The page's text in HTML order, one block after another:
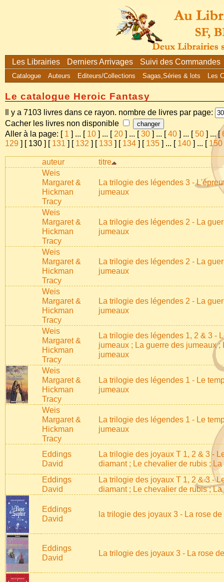
Les Librairies Derniers Arrivages Suivi des Commandes
Catalogue Auteurs Editeurs/Collections Sagas,Séries & lots Les
Le catalogue Heroic Fantasy
Il y a 7103 livres dans ce rayon. nombre de livres par page:
Cacher les livres non disponible
Aller à la page: [ 1 ] ... [ 10 ] ... [ 20 ] ... [30 ] ... [40 ] ... [ 50 ] ...[
129 ] [ 130 ] [ 131 ] [ 132 ] [ 133 ] [ 134 ] [ 135 ] ... [ 140 ] ... [ 150
auteur
titre
Weis
Margaret &
Hickman
Tracy
La trilogie des légendes 3 -
jumeaux
Weis
Margaret &
Hickman
Tracy
La trilogie des légendes 2 - La
jumeaux
Weis
Margaret &
Hickman
Tracy
La trilogie des légendes 2 - La
jumeaux
Weis
Margaret &
Hickman
Tracy
La trilogie des légendes 2 - La
jumeaux
Weis
Margaret &
Hickman
Tracy
La trilogie des légendes 1, 2 & 3 -
jumeaux ; La guerre des jumeaux ;
jumeaux
Weis
Margaret &
Hickman
Tracy
La trilogie des légendes 1 - Le
jumeaux
Weis
Margaret &
Hickman
Tracy
La trilogie des légendes 1 - Le
jumeaux
Eddings
David
La trilogie des joyaux T 1, 2 & 3 -
diamant ; Le chevalier de rubis ;
Eddings
David
La trilogie des joyaux T 1, 2 & 3 -
diamant ; Le chevalier de rubis ;
Eddings
David
la trilogie des joyaux 3 - La rose
Eddings
David
La trilogie des joyaux 3 - La rose